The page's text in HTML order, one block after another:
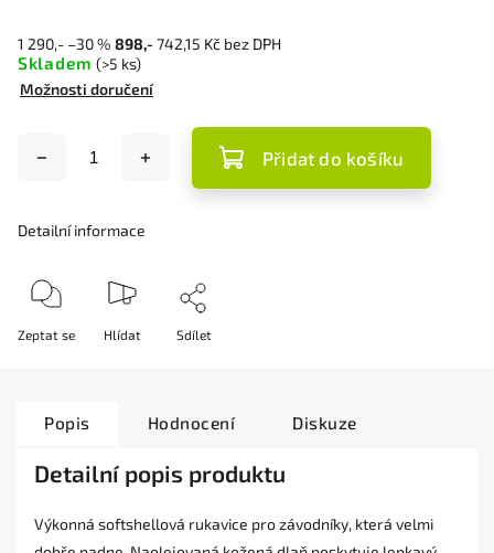
1 290,- –30 % 898,- 742,15 Kč bez DPH
Skladem (>5 ks)
Možnosti doručení
Přidat do košíku
Detailní informace
Zeptat se Hlídat Sdílet
Popis Hodnocení Diskuze
Detailní popis produktu
Výkonná softshellová rukavice pro závodníky, která velmi